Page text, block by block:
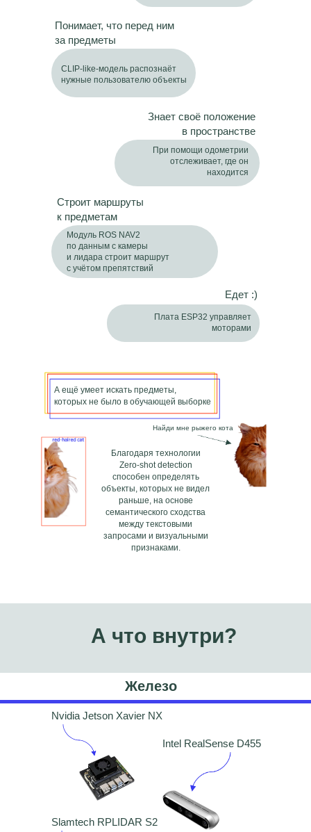
Плата ESP32 управляет
моторами
Понимает, что перед ним
за предметы
Строит маршруты
к предметам
А ещё умеет искать предметы,
которых не было в обучающей выборке
Найди мне рыжего кота
Едет :)
Знает своё положение
в пространстве
Благодаря технологии
Zero-shot detection
способен определять
объекты, которых не видел
раньше, на основе
семантического сходства
между текстовыми
запросами и визуальными
признаками.
Модуль ROS NAV2
по данным с камеры
и лидара строит маршрут
с учётом препятствий
CLIP-like-модель распознаёт
нужные пользователю объекты
При помощи одометрии
отслеживает, где он
находится
А что внутри?
Nvidia Jetson Xavier NX
Железо
Slamtech RPLIDAR S2
Intel RealSense D455